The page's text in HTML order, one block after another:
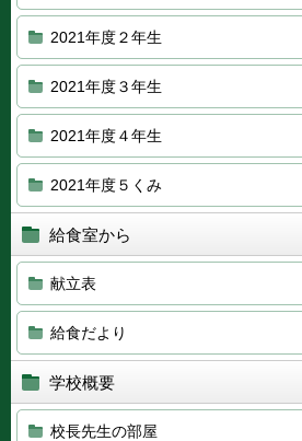
2021年度２年生
2021年度３年生
2021年度４年生
2021年度５くみ
給食室から
献立表
給食だより
学校概要
校長先生の部屋